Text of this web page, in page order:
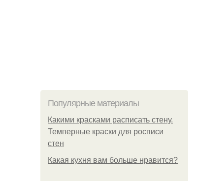
Популярные материалы
Какими красками расписать стену.
Темперные краски для росписи
стен
Какая кухня вам больше нравится?